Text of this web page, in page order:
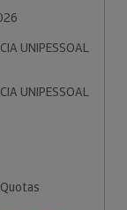
UNIPESSOAL
UNIPESSOAL